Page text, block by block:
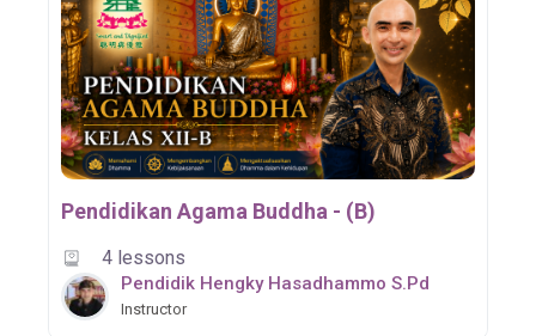
Pendidikan Agama Buddha - (B)
4 lessons
Pendidik Hengky Hasadhammo S.Pd
Instructor